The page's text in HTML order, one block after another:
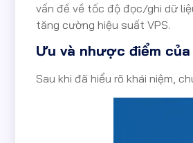
vấn đề về tốc độ đọc/ghi dữ
tăng cường hiệu suất VPS.
Ưu và nhược điểm của
Sau khi đã hiểu rõ khái niệm,